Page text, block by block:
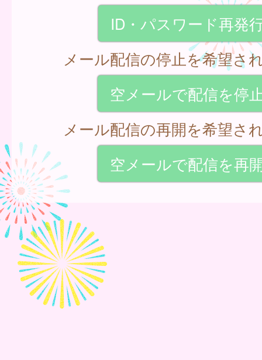
ID・パスワード再発
メール配信の停止を希望さ
空メールで配信を停
メール配信の再開を希望さ
空メールで配信を再